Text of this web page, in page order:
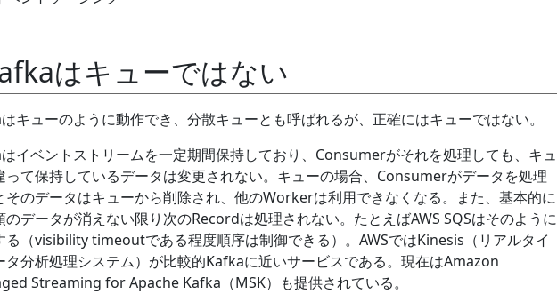
はキューではない
キューのように動作でき、分散キューとも呼ばれるが、正確にはキューではない。
イベントストリームを一定期間保持しており、Consumerがそれを処理しても、キュ
って保持しているデータは変更されない。キューの場合、Consumerがデータを処理
そのデータはキューから削除され、他のWorkerは利用できなくなる。また、基本的に
のデータが消えない限り次のRecordは処理されない。たとえばAWS SQSはそのように
る（visibility timeoutである程度順序は制御できる）。AWSではKinesis（リアルタイ
タ分析処理システム）が比較的Kafkaに近いサービスである。現在はAmazon
Streaming for Apache Kafka（MSK）も提供されている。